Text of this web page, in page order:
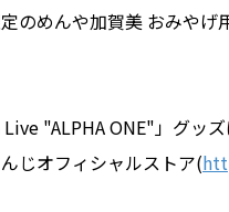
のめんや加賀美 おみや
Live "ALPHA ONE"」グ
じオフィシャルストア(